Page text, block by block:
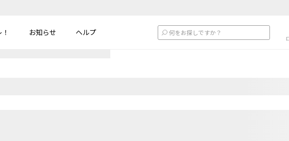
お知らせ ヘルプ